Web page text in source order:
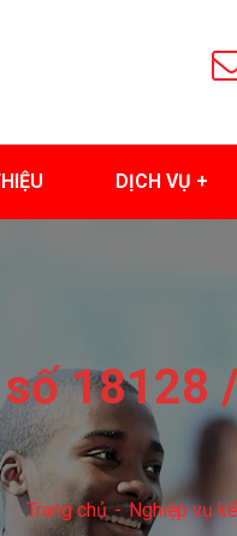
DỊCH VỤ
18128
Trang chủ Nghiệp vụ